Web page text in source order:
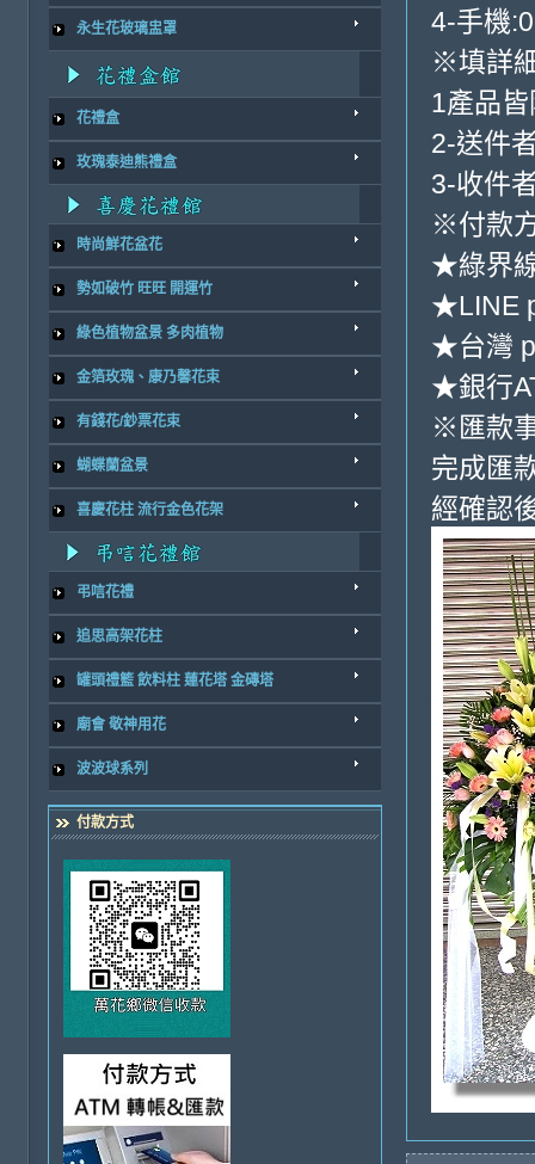
永生花玻璃盅罩
花禮盒
玫瑰泰迪熊禮盒
時尚鮮花盆花
勢如破竹 旺旺 開運竹
綠色植物盆景 多肉植物
金箔玫瑰、康乃馨花束
有錢花/鈔票花束
蝴蝶蘭盆景
喜慶花柱 流行金色花架
弔唁花禮
追思高架花柱
罐頭禮籃 飲料柱 蓮花塔 金磚塔
廟會 敬神用花
波波球系列
付款方式
4-手機
※填詳
1產品
2-送件
3-收件
※付款
★綠界
★LINE
★台灣
★銀行
※匯款
完成匯
經確認